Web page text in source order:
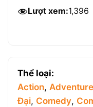
Lượt xem:1,396
Thể loại:
Action, Adventure
Đại, Comedy,